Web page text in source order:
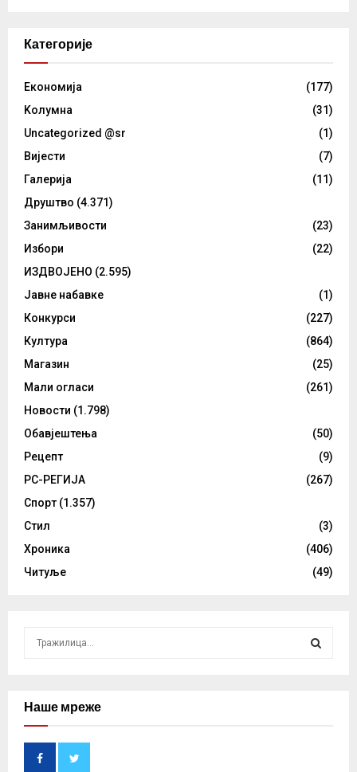
Категорије
Eкономија
(177)
Kолумнa
(31)
Uncategorized @sr
(1)
Вијести
(7)
Галерија
(11)
Друштво (4.371)
Занимљивости
(23)
Избори
(22)
ИЗДВОЈЕНО (2.595)
Јавне набавке
(1)
Конкурси
(227)
Култура
(864)
Магазин
(25)
Мали огласи
(261)
Новости (1.798)
Обавјештења
(50)
Рецепт
(9)
РС-РЕГИЈА
(267)
Спорт (1.357)
Стил
(3)
Хроника
(406)
Читуље
(49)
cНаше мреже